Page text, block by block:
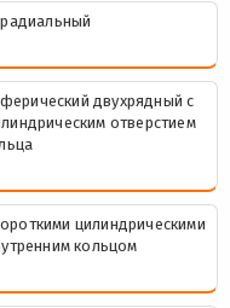
двухрядный с
отверстием
цилиндрическими
кольцом